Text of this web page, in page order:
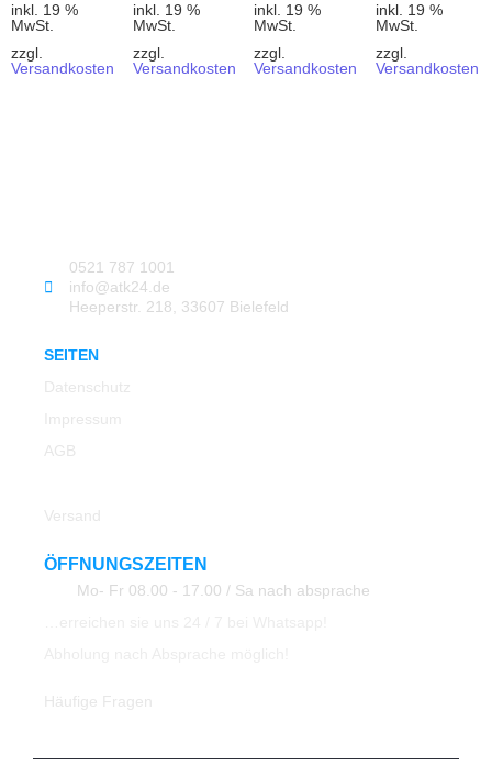
inkl. 19 %
MwSt.
zzgl.
Versandkosten
inkl. 19 %
MwSt.
zzgl.
Versandkosten
inkl. 19 %
MwSt.
zzgl.
Versandkosten
inkl. 19 %
MwSt.
zzgl.
Versandkosten
0521 787 1001
info@atk24.de
Heeperstr. 218, 33607 Bielefeld
SEITEN
Datenschutz
Impressum
AGB
Versand
ÖFFNUNGSZEITEN
Mo- Fr 08.00 - 17.00 / Sa nach absprache
Häufige Fragen